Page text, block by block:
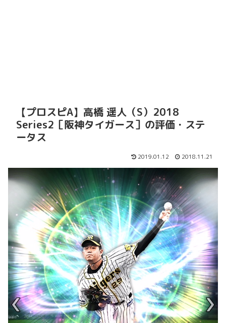
【プロスピA】高橋 遥人（S）2018
Series2［阪神タイガース］の評価・ステ
ータス
2019.01.12 2018.11.21